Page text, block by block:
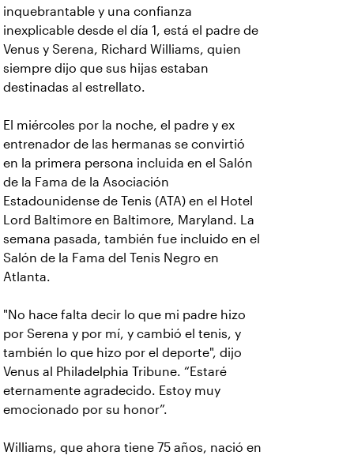
inquebrantable y una confianza
inexplicable desde el día 1, está el padre de
Venus y Serena, Richard Williams, quien
siempre dijo que sus hijas estaban
destinadas al estrellato.
El miércoles por la noche, el padre y ex
entrenador de las hermanas se convirtió
en la primera persona incluida en el Salón
de la Fama de la Asociación
Estadounidense de Tenis (ATA) en el Hotel
Lord Baltimore en Baltimore, Maryland. La
semana pasada, también fue incluido en el
Salón de la Fama del Tenis Negro en
Atlanta.
"No hace falta decir lo que mi padre hizo
por Serena y por mí, y cambió el tenis, y
también lo que hizo por el deporte", dijo
Venus al Philadelphia Tribune. “Estaré
eternamente agradecido. Estoy muy
emocionado por su honor”.
Williams, que ahora tiene 75 años, nació en